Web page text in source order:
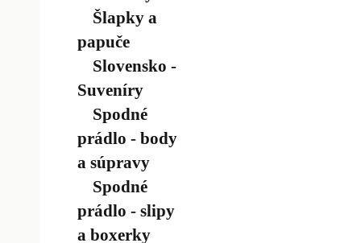
Šlapky a
papuče
Slovensko -
Suveníry
Spodné
prádlo - body
a súpravy
Spodné
prádlo - slipy
a boxerky